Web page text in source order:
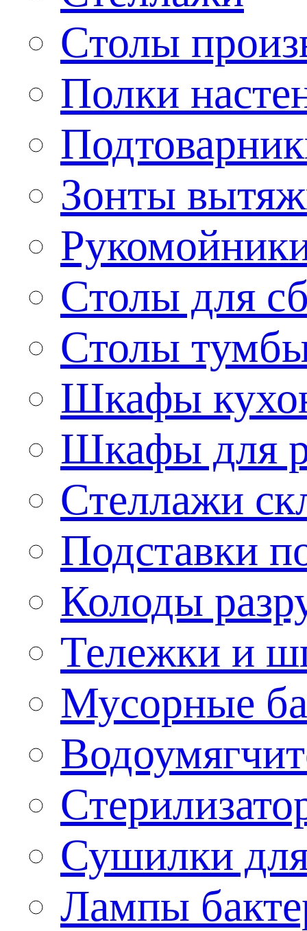
Столы
Полки
Зонты
Столы для
Столы
Шкафы
Шкафы для
Стеллажи
Подставки
Колоды
Тележки и
Мусорные
Сушилки
Лампы